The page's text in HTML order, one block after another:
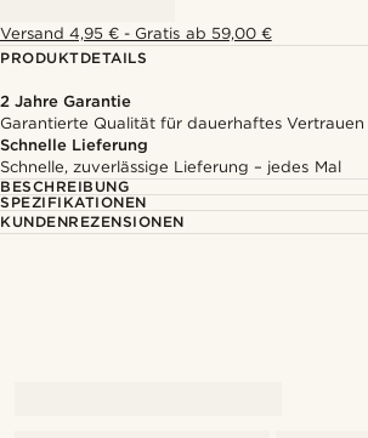
Versand 4,95 € - Gratis ab 59,00 €
PRODUKTDETAILS
2 Jahre Garantie
Garantierte Qualität für dauerhaftes Vertrauen
Schnelle Lieferung
Schnelle, zuverlässige Lieferung – jedes Mal
BESCHREIBUNG
SPEZIFIKATIONEN
KUNDENREZENSIONEN